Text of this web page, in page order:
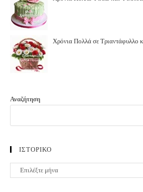
Χρόνια Πολλά σε Τριαντάφυλλο
Αναζήτηση
ΙΣΤΟΡΙΚΟ
ΙΣΤΟΡΙΚΟ